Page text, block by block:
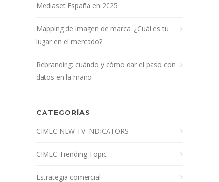
Mediaset España en 2025
Mapping de imagen de marca: ¿Cuál es tu
lugar en el mercado?
Rebranding: cuándo y cómo dar el paso con
datos en la mano
CATEGORÍAS
CIMEC NEW TV INDICATORS
CIMEC Trending Topic
Estrategia comercial